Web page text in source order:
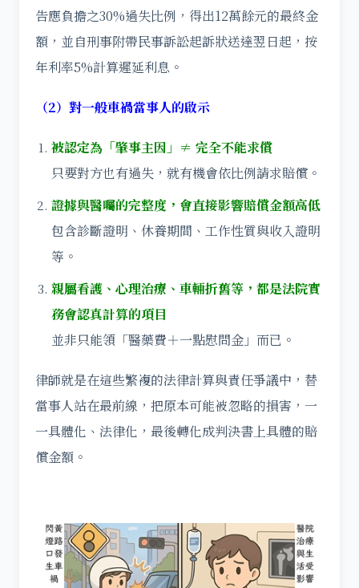
告應負擔之30%過失比例，得出12萬餘元的最終金
額，並自刑事附帶民事訴訟起訴狀送達翌日起，按
年利率5%計算遲延利息。
（2）對一般車禍當事人的啟示
被認定為「肇事主因」≠ 完全不能求償
只要對方也有過失，就有機會依比例請求賠償。
證據與醫囑的完整度，會直接影響賠償金額高低
包含診斷證明、休養期間、工作性質與收入證明
等。
親屬看護、心理治療、車輛折舊等，都是法院實
務會認真計算的項目
並非只能領「醫藥費＋一點慰問金」而已。
律師就是在這些繁複的法律計算與責任爭議中，替
當事人站在最前線，把原本可能被忽略的損害，一
一具體化、法律化，最後轉化成判決書上具體的賠
償金額。